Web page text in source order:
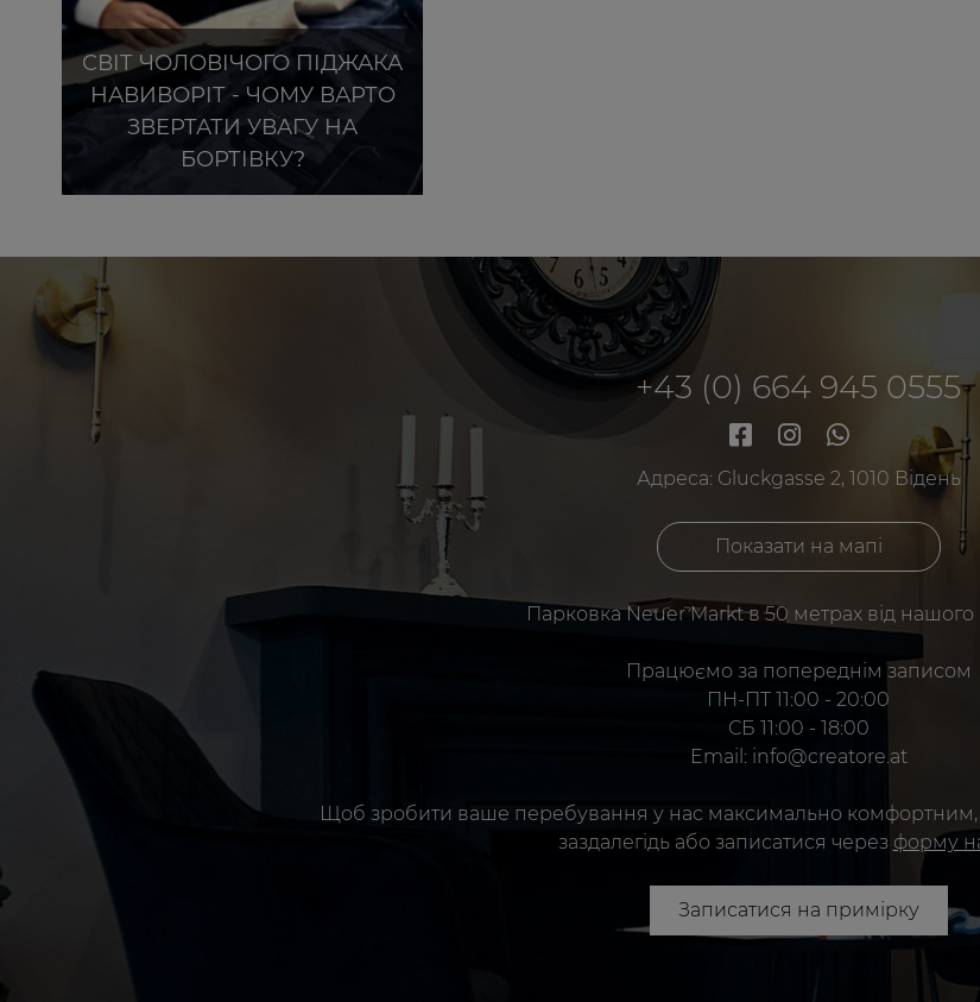
СВІТ ЧОЛОВІЧОГО ПІДЖАКА
НАВИВОРІТ - ЧОМУ ВАРТО
ЗВЕРТАТИ УВАГУ НА
БОРТІВКУ?
+43 (0) 664 945 0555
Адреса: Gluckgasse 2, 1010 Відень
Показати на мапі
Парковка Neuer Markt в 50 метрах від нашого
Працюємо за попереднім записом
ПН-ПТ 11:00 - 20:00
СБ 11:00 - 18:00
Email: info@creatore.at
Щоб зробити ваше перебування у нас максимально
заздалегідь або записатися через форму
Записатися на примірку